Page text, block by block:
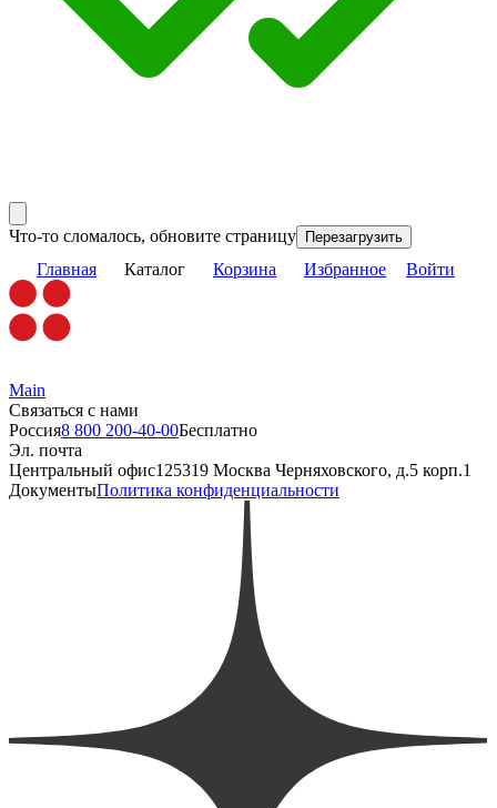
Что-то сломалось, обновите страницу Перезагрузить
Главная Каталог Корзина Избранное Войти
Main
Связаться с нами
Россия8 800 200-40-00Бесплатно
Эл. почта
Центральный офис125319 Москва Черняховского, д.5 корп.1
ДокументыПолитика конфиденциальности